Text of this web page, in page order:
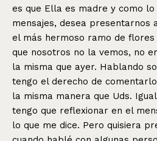
es que Ella es madre y como lo
mensajes, desea presentarnos
el más hermoso ramo de flores
que nosotros no la vemos, no
la misma que ayer. Hablando
tengo el derecho de
la misma manera que Uds.
tengo que reflexionar en el
lo que me dice. Pero quisiera